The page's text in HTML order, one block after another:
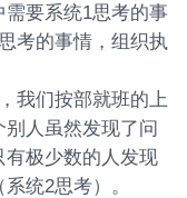
要系统1思考的事
考的事情，组织执
我们按部就班的上
人虽然发现了问
有极少数的人发现
统2思考）。